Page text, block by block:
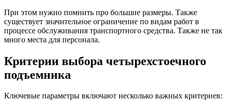
При этом нужно помнить про большие размеры. Также
существует значительное ограничение по видам работ в
процессе обслуживания транспортного средства. Также не так
много места для персонала.
Критерии выбора четырехстоечного
подъемника
Ключевые параметры включают несколько важных критериев: